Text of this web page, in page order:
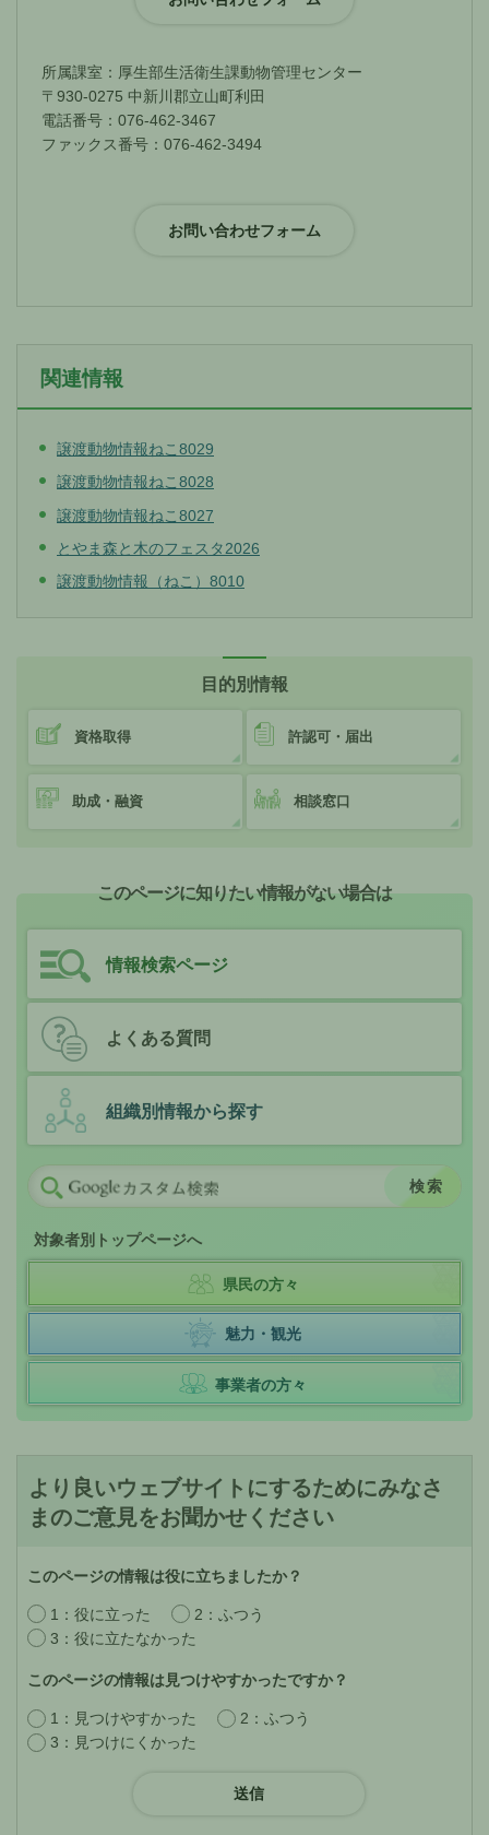
所属課室：厚生部生活衛生課動物管理センター
〒930-0275 中新川郡立山町利田
電話番号：076-462-3467
ファックス番号：076-462-3494
関連情報
譲渡動物情報ねこ8029
譲渡動物情報ねこ8028
譲渡動物情報ねこ8027
とやま森と木のフェスタ2026
譲渡動物情報（ねこ）8010
目的別情報
資格取得 許認可・届出
助成・融資 相談窓口
このページに知りたい情報がない場合は
情報検索ページ
よくある質問
組織別情報から探す
対象者別トップページへ
県民の方々
魅力・観光
事業者の方々
より良いウェブサイトにするためにみなさ
まのご意見をお聞かせください
このページの情報は役に立ちましたか？
1：役に立った
2：ふつう
3：役に立たなかった
このページの情報は見つけやすかったですか？
1：見つけやすかった
2：ふつう
3：見つけにくかった